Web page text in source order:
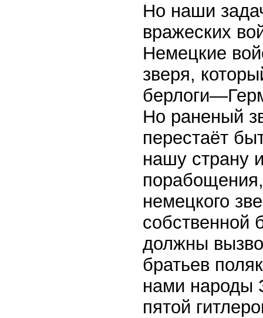
Но наши
вражеских
Немецкие
зверя,
Но раненый
перестаёт
нашу страну
немецкого
собственной
должны
братьев
нами народы
пятой